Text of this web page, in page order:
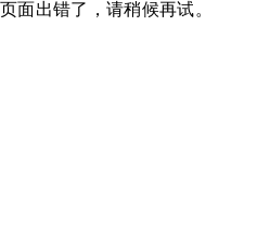
页面出错了，请稍候再试。